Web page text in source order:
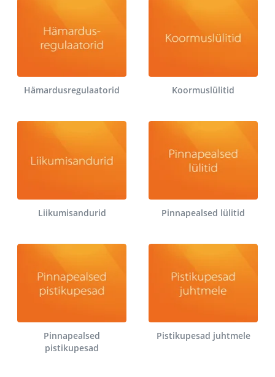
Hämardusregulaatorid Koormuslülitid
Liikumisandurid Pinnapealsed lülitid
Pinnapealsed
pistikupesad
Pistikupesad juhtmele